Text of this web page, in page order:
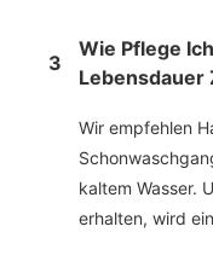
3
Wie Pflege
Lebensdauer
Wir empfehlen
kaltem Wasser.
erhalten, wird